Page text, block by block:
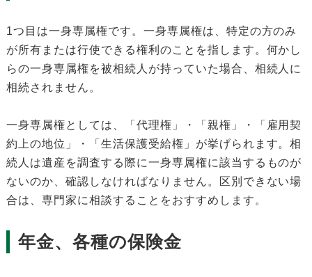
1つ目は一身専属権です。一身専属権は、特定の方のみ
が所有または行使できる権利のことを指します。何かし
らの一身専属権を被相続人が持っていた場合、相続人に
相続されません。
一身専属権としては、「代理権」・「親権」・「雇用契
約上の地位」・「生活保護受給権」が挙げられます。相
続人は遺産を調査する際に一身専属権に該当するものが
ないのか、確認しなければなりません。区別できない場
合は、専門家に相談することをおすすめします。
年金、各種の保険金